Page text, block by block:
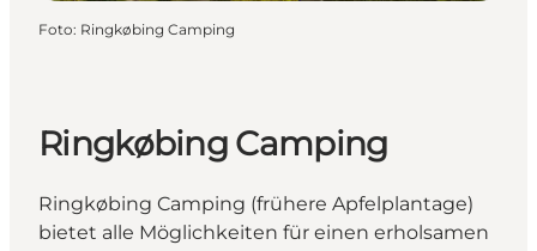
Foto: Ringkøbing Camping
Ringkøbing Camping
Ringkøbing Camping (frühere Apfelplantage)
bietet alle Möglichkeiten für einen erholsamen